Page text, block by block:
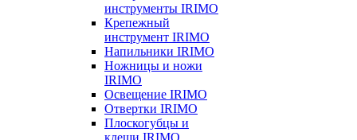
инструменты IRIMO
Крепежный
инструмент IRIMO
Напильники IRIMO
Ножницы и ножи
IRIMO
Освещение IRIMO
Отвертки IRIMO
Плоскогубцы и
клещи IRIMO